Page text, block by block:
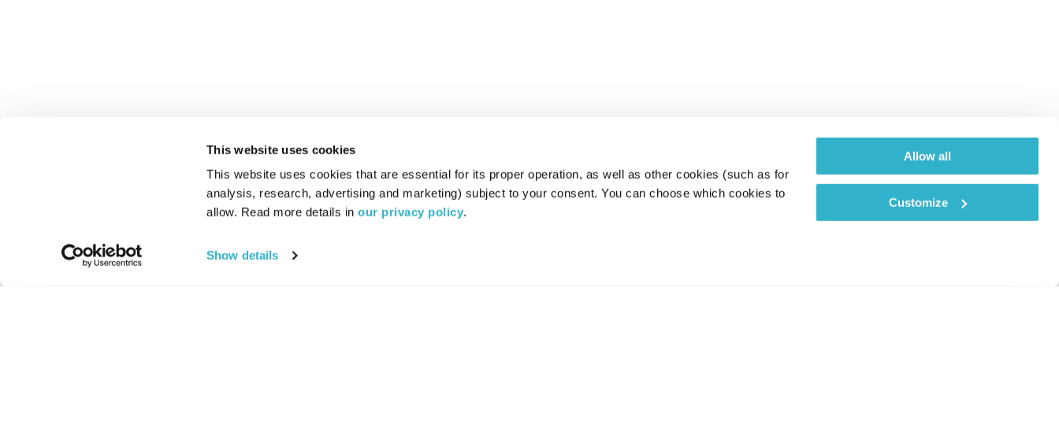
This website uses cookies
This website uses cookies that are essential for its proper operation, as well as other cookies (such as for
analysis, research, advertising and marketing) subject to your consent. You can choose which cookies to
allow. Read more details in our privacy policy.
Show details
Allow all
Customize